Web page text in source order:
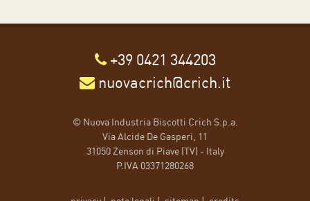
+39 0421 344203
nuovacrich@crich.it
© Nuova Industria Biscotti Crich S.p.a.
Via Alcide De Gasperi, 11
31050 Zenson di Piave (TV) - Italy
P.IVA 03371280268